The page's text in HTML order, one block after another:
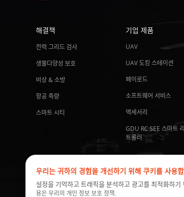
해결책
전력 그리드 검사
생물다양성 보호
비상 & 소방
항공 측량
스마트 시티
기업 제품
UAV
UAV 도킹 스테이션
페이로드
소프트웨어 서비스
액세서리
GDU RC SEE 스마트
트롤러
우리는 귀하의 경험을 개선하기 위해 쿠키를 사용
설정을 기억하고 트래픽을 분석하고 광고를 최적화하
용은 우리의 개인 정보 보호 정책.